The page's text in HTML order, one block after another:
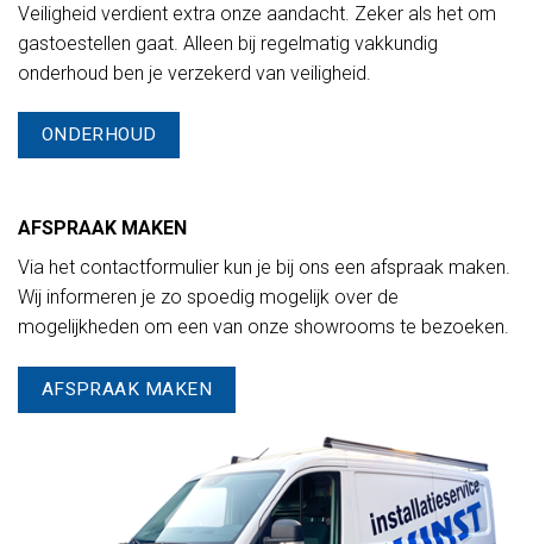
Veiligheid verdient extra onze aandacht. Zeker als het om
gastoestellen gaat. Alleen bij regelmatig vakkundig
onderhoud ben je verzekerd van veiligheid.
ONDERHOUD
AFSPRAAK MAKEN
Via het contactformulier kun je bij ons een afspraak maken.
Wij informeren je zo spoedig mogelijk over de
mogelijkheden om een van onze showrooms te bezoeken.
AFSPRAAK MAKEN